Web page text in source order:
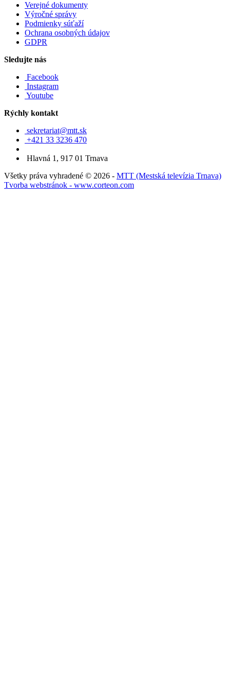
Verejné dokumenty
Výročné správy
Podmienky súťaží
Ochrana osobných údajov
GDPR
Sledujte nás
Facebook
Instagram
Youtube
Rýchly kontakt
sekretariat@mtt.sk
+421 33 3236 470
Hlavná 1, 917 01 Trnava
Všetky práva vyhradené © 2026 - MTT (Mestská televízia Trnava)
Tvorba webstránok - www.corteon.com